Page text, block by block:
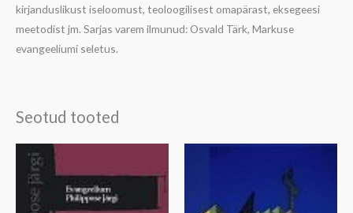
kirjanduslikust iseloomust, teoloogilisest omapärast, eksegeesi
meetodist jm. Sarjas varem ilmunud: Osvald Tärk, Markuse
evangeeliumi seletus.
Seotud tooted